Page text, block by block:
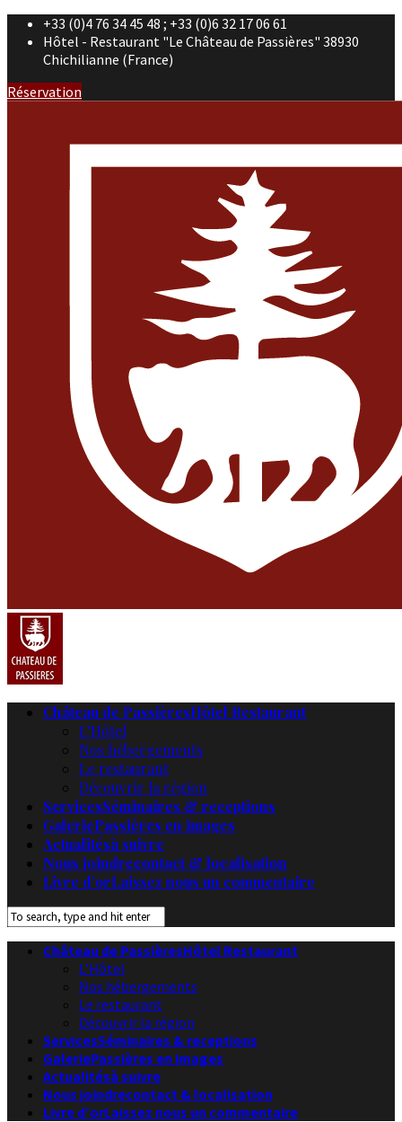
+33 (0)4 76 34 45 48 ; +33 (0)6 32 17 06 61
Hôtel - Restaurant "Le Château de Passières" 38930
Chichilianne (France)
Réservation
Château de PassièresHôtel Restaurant
L’Hôtel
Nos hébergements
Le restaurant
Découvrir la région
ServicesSéminaires & receptions
GaleriePassières en images
Actualitésà suivre
Nous joindrecontact & localisation
Livre d’orLaissez nous un commentaire
Château de PassièresHôtel Restaurant
L’Hôtel
Nos hébergements
Le restaurant
Découvrir la région
ServicesSéminaires & receptions
GaleriePassières en images
Actualitésà suivre
Nous joindrecontact & localisation
Livre d’orLaissez nous un commentaire